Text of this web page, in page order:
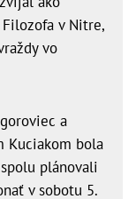
v Nitre,
vo
a
Kuciakom bola
plánovali
v sobotu 5.